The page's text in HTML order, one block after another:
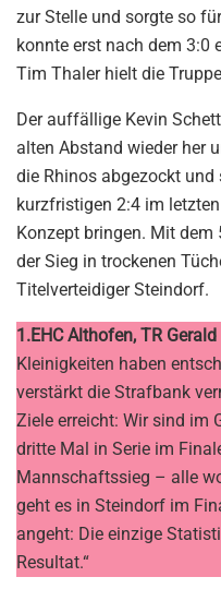
zur Stelle und sorgte so
konnte erst nach dem 3:0
Tim Thaler hielt die
Der auffällige Kevin
alten Abstand wieder her
die Rhinos abgezockt
kurzfristigen 2:4 im
Konzept bringen. Mit dem
der Sieg in trockenen
Titelverteidiger Steindorf.
1.EHC Althofen, TR
Kleinigkeiten haben
verstärkt die Strafbank
Ziele erreicht: Wir sind im
dritte Mal in Serie im
Mannschaftssieg – alle
geht es in Steindorf im
angeht: Die einzige
Resultat.“